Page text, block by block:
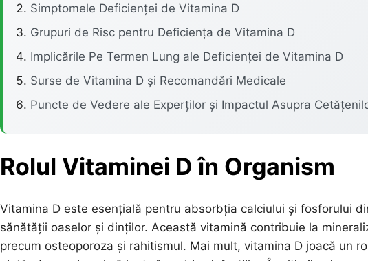
Simptomele Deficienței de Vitamina D
Grupuri de Risc pentru Deficiența de Vitamina D
Implicările Pe Termen Lung ale Deficienței de Vitamina D
Surse de Vitamina D și Recomandări Medicale
Puncte de Vedere ale Experților și Impactul Asupra
Rolul Vitaminei D în Organism
Vitamina D este esențială pentru absorbția calciului și fosforului
sănătății oaselor și dinților. Această vitamină contribuie la
precum osteoporoza și rahitismul. Mai mult, vitamina D joacă un